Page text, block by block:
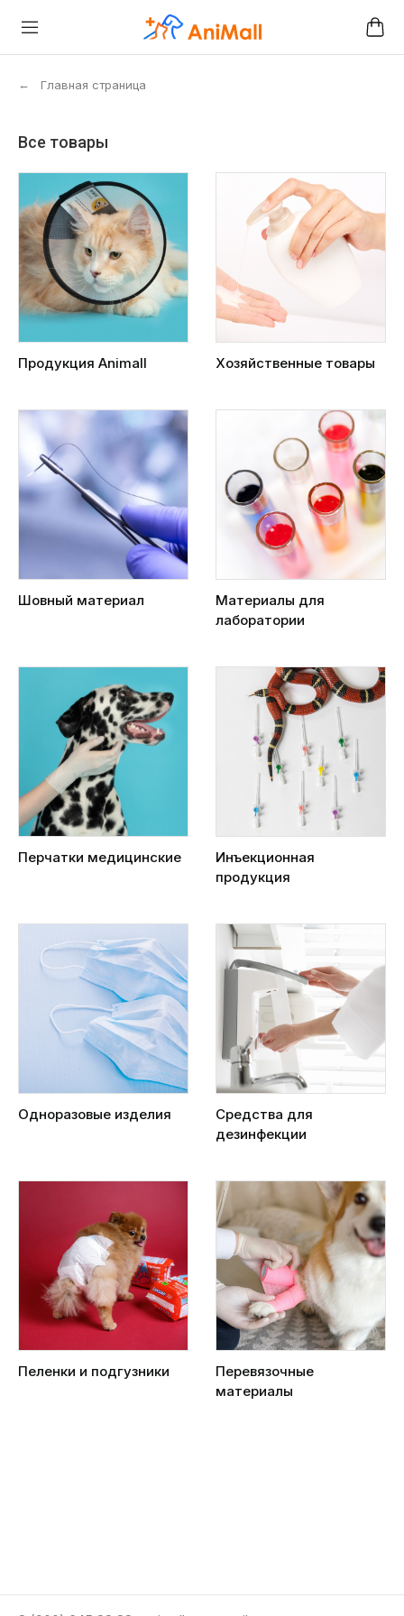
← Главная страница
Все товары
Продукция Animall Хозяйственные товары
Шовный материал
Материалы для
лаборатории
Перчатки медицинские
Инъекционная
продукция
Одноразовые изделия
Средства для
дезинфекции
Пеленки и подгузники
Перевязочные
материалы